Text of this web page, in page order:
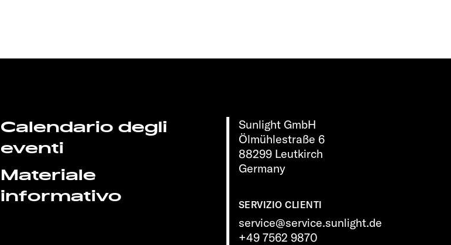
Sunlight GmbH
Ölmühlestraße 6
88299 Leutkirch
Germany
SERVIZIO CLIENTI
service@service.sunlight.de
+49 7562 9870
Calendario degli
eventi
Materiale
informativo